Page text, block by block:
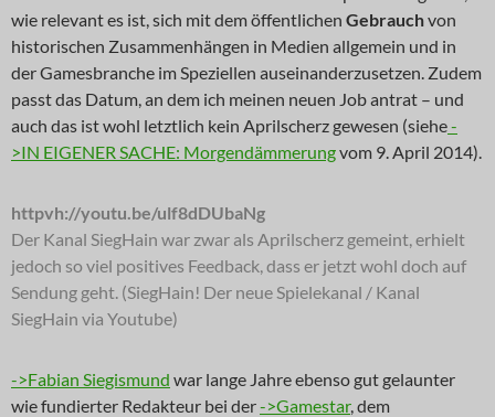
wie relevant es ist, sich mit dem öffentlichen Gebrauchvon
historischen Zusammenhängen in Medien allgemein und in
der Gamesbranche im Speziellen auseinanderzusetzen. Zudem
passt das Datum, an dem ich meinen neuen Job antrat – und
auch das ist wohl letztlich kein Aprilscherz gewesen (siehe-
>IN EIGENER SACHE: Morgendämmerungvom 9. April 2014).
httpvh://youtu.be/ulf8dDUbaNg
Der Kanal SiegHain war zwar als Aprilscherz gemeint, erhielt
jedoch so viel positives Feedback, dass er jetzt wohl doch auf
Sendung geht. (SiegHain! Der neue Spielekanal / Kanal
SiegHain via Youtube)
->Fabian Siegismund war lange Jahre ebenso gut gelaunter
wie fundierter Redakteur bei der->Gamestar, dem